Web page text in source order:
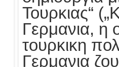
Τουρκιας“
Γερμανια, η
τουρκικη
Γερμανια